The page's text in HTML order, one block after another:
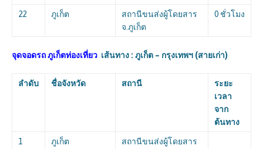
22 ภูเก็ต
สถานีขนส่งผู้โดยสาร
จ.ภูเก็ต
0 ชั่วโมง
จุดจอดรถ ภูเก็ตท่องเที่ยว เส้นทาง : ภูเก็ต – กรุงเทพฯ (สายเก่า)
ลำดับ ชื่อจังหวัด สถานี
ระยะ
เวลา
จาก
ต้นทาง
1 ภูเก็ต
สถานีขนส่งผู้โดยสาร